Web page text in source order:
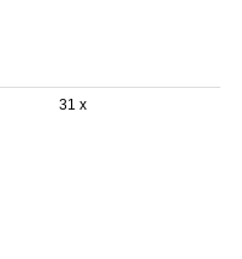
31 x